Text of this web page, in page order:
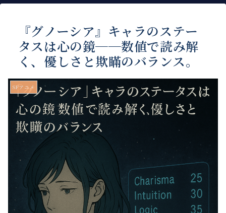
『グノーシア』キャラのステー
タスは心の鏡──数値で読み解
く、優しさと欺瞞のバランス。
SFアニメ